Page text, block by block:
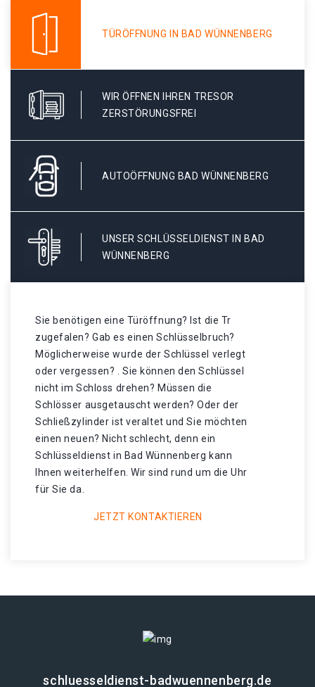
TÜRÖFFNUNG IN BAD WÜNNENBERG
WIR ÖFFNEN IHREN TRESOR
ZERSTÖRUNGSFREI
AUTOÖFFNUNG BAD WÜNNENBERG
UNSER SCHLÜSSELDIENST IN BAD
WÜNNENBERG
Sie benötigen eine Türöffnung? Ist die Tr
zugefalen? Gab es einen Schlüsselbruch?
Möglicherweise wurde der Schlüssel verlegt
oder vergessen? . Sie können den Schlüssel
nicht im Schloss drehen? Müssen die
Schlösser ausgetauscht werden? Oder der
Schließzylinder ist veraltet und Sie möchten
einen neuen? Nicht schlecht, denn ein
Schlüsseldienst in Bad Wünnenberg kann
Ihnen weiterhelfen. Wir sind rund um die Uhr
für Sie da.
JETZT KONTAKTIEREN
schluesseldienst-badwuennenberg.de